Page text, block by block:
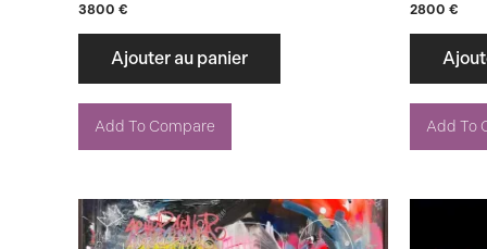
3800 €
Ajouter au panier
Add To Compare
2800 €
Add To